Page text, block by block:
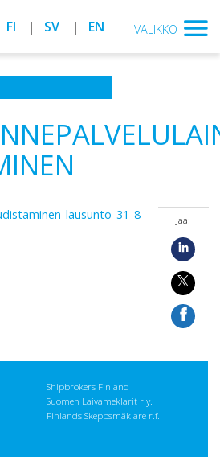
FI SV EN VALIKKO
Jaa:
Shipbrokers Finland
Suomen Laivameklarit r.y.
Finlands Skeppsmäklare r.f.